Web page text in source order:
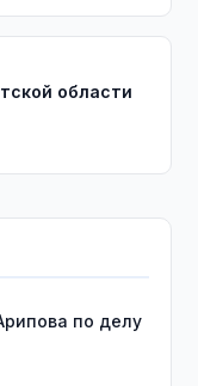
области
по делу